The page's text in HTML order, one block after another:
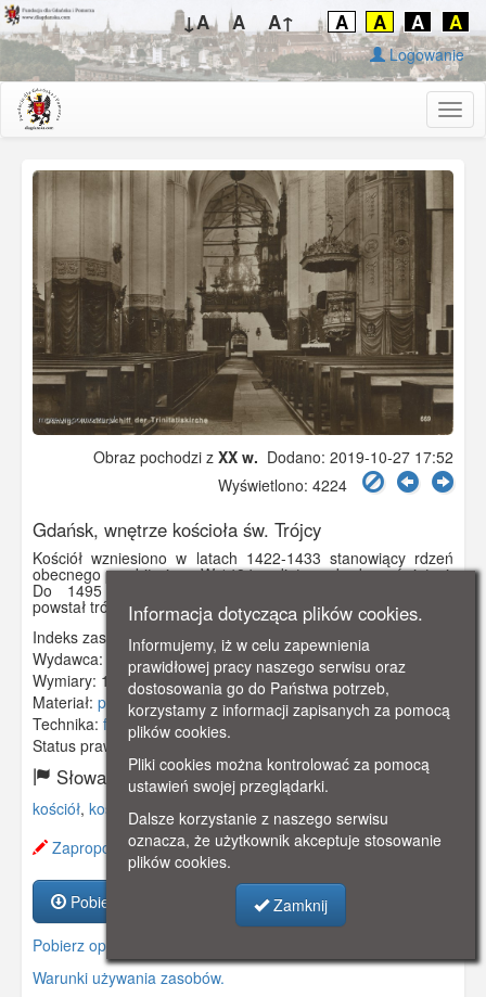
↓A A A↑ A A A A
Logowanie
Obraz pochodzi z XX w. Dodano: 2019-10-27 17:52
Wyświetlono: 4224
Gdańsk, wnętrze kościoła św. Trójcy
Kościół wzniesiono w latach 1422-1433 stanowiący rdzeń
obecnego prezbiterium. W 1484 podjęto rozbudowę świątyni.
Do 1495 roku przebudowano prezbiterium, następnie
powstał trójnawowy, halowy korpus nawowy
Indeks zasobu: GSP02444
Wydawca:
Orweda, Danzig
Wymiary: 138 x 86 mm
Materiał: pocztówka
Technika: fotografia czarno-biała
Status prawny:Użycie Niekomercyjne
Słowa kluczowe:
kościół, kościół św. trójcy
Zaproponuj zmianę opisu.
Pobierz zasób
Pobierz opis
Warunki używania zasobów.
Informacja dotycząca plików cookies.
Informujemy, iż w celu zapewnienia
prawidłowej pracy naszego serwisu oraz
dostosowania go do Państwa potrzeb,
korzystamy z informacji zapisanych za pomocą
plików cookies.
Pliki cookies można kontrolować za pomocą
ustawień swojej przeglądarki.
Dalsze korzystanie z naszego serwisu
oznacza, że użytkownik akceptuje stosowanie
plików cookies.
Zamknij